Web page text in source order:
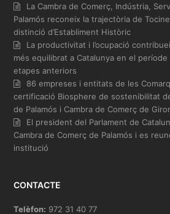
La Cambra de Comerç, Indústria,
Palamós reconeix la trajectòria de
distinció d’Establiment Històric
La productivitat i l’ocupació
més equilibrat a Catalunya en el
etapes anteriors
86 empreses i entitats de les
certificació Biosphere de sostenibilitat
de Palamós i Cambra de Comerç de
El president del Parlament de
Cambra de Comerç de Palamós i es
institució
CONTACTE
Telèfon: 972 31 40 77